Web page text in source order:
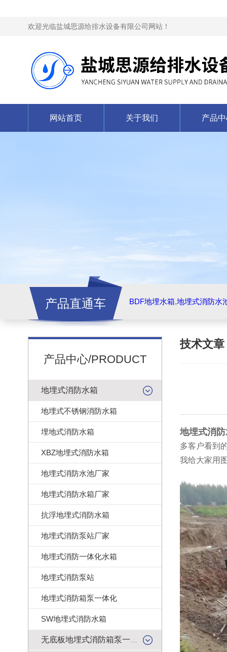
欢迎光临盐城思源给排水设备有限公司网站！
网站首页 关于我们 产品
产品直通车 BDF地埋水箱,地埋式消防水
产品中心/PRODUCT
地埋式消防水箱
地埋式不锈钢消防水箱
埋地式消防水箱
XBZ地埋式消防水箱
地埋式消防水池厂家
地埋式消防水箱厂家
抗浮地埋式消防水箱
地埋式消防泵站厂家
地埋式消防一体化水箱
地埋式消防泵站
地埋式消防箱泵一体化
SW地埋式消防水箱
技术文章
地埋式消
多客户看到
我给大家用